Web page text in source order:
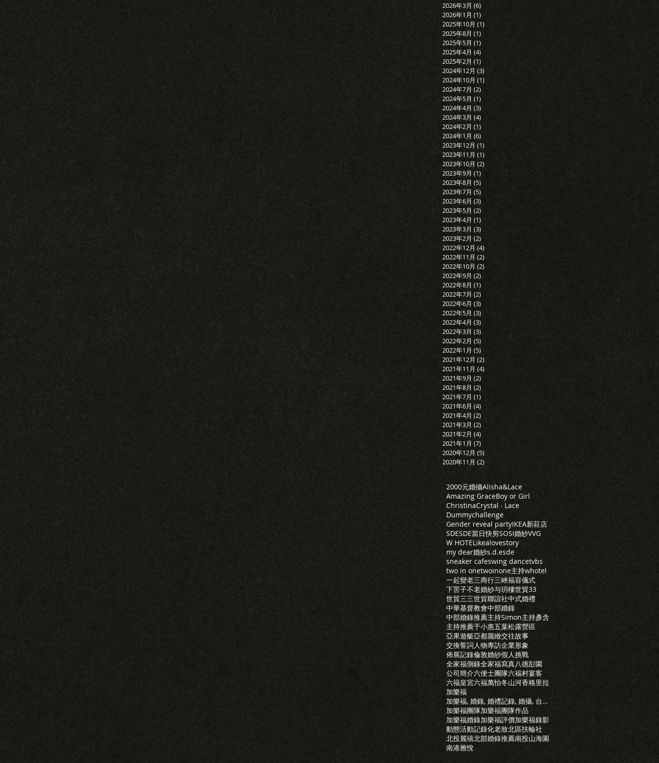
2026年3月 (6)
2026年1月 (1)
2025年10月 (1)
2025年8月 (1)
2025年5月 (1)
2025年4月 (4)
2025年2月 (1)
2024年12月 (3)
2024年10月 (1)
2024年7月 (2)
2024年5月 (1)
2024年4月 (3)
2024年3月 (4)
2024年2月 (1)
2024年1月 (6)
2023年12月 (1)
2023年11月 (1)
2023年10月 (2)
2023年9月 (1)
2023年8月 (5)
2023年7月 (5)
2023年6月 (3)
2023年5月 (2)
2023年4月 (1)
2023年3月 (3)
2023年2月 (2)
2022年12月 (4)
2022年11月 (2)
2022年10月 (2)
2022年9月 (2)
2022年8月 (1)
2022年7月 (2)
2022年6月 (3)
2022年5月 (3)
2022年4月 (3)
2022年3月 (3)
2022年2月 (5)
2022年1月 (5)
2021年12月 (2)
2021年11月 (4)
2021年9月 (2)
2021年8月 (2)
2021年7月 (1)
2021年6月 (4)
2021年4月 (2)
2021年3月 (2)
2021年2月 (4)
2021年1月 (7)
2020年12月 (5)
2020年11月 (2)
2000元婚攝Alisha&Lace
Amazing GraceBoy or Girl
ChristinaCrystal ‧ Lace
Dummychallenge
Gender reveal partyIKEA新莊店
SDESDE當日快剪SOSI婚紗VVG
W HOTEL ikealovestory
my dear婚紗s.d.esde
sneaker cafeswing dancetvbs
two in onetwoinone主持whotel
一起變老三商行三峽福容儀式
下罟子不老婚紗与玥樓世貿33
世貿三三世貿聯誼社中式婚禮
中華基督教會中部婚錄
中部婚錄推薦主持Simon主持彥含
主持推薦于小惠五葉松露營區
亞果遊艇亞都麗緻交往故事
交換誓詞 人物專訪企業形象
佈展記錄倫敦婚紗假人挑戰
全家福側錄全家福寫真八德彭園
公司簡介六便士團隊六福村宴客
六福皇宮六福萬怡冬山河香格里拉
加樂福
加樂福, 婚錄, 婚禮記錄, 婚攝, 台北婚錄, 婚禮錄影, 推薦婚錄, 婚錄推薦, 婚攝推薦, 推
加樂福團隊加樂福團隊作品
加樂福婚錄加樂福評價加樂福錄影
動態活動記錄化老妝北區扶輪社
北投麗禧北部婚錄推薦南投山海園
南港雅悅